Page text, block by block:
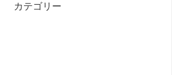
カテゴリー